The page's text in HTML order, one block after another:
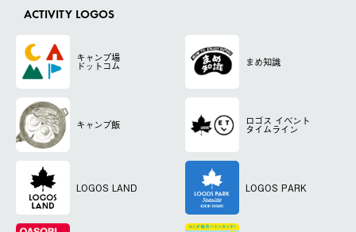
ACTIVITY LOGOS
キャンプ場
ドットコム まめ知識
キャンプ飯 ロゴス イベント
タイムライン
LOGOS LAND LOGOS PARK